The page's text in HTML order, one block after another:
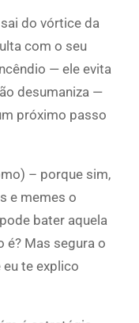
do vórtice da
com o seu
— ele evita
desumaniza —
próximo passo
– porque sim,
e memes o
bater aquela
é? Mas segura o
eu te explico